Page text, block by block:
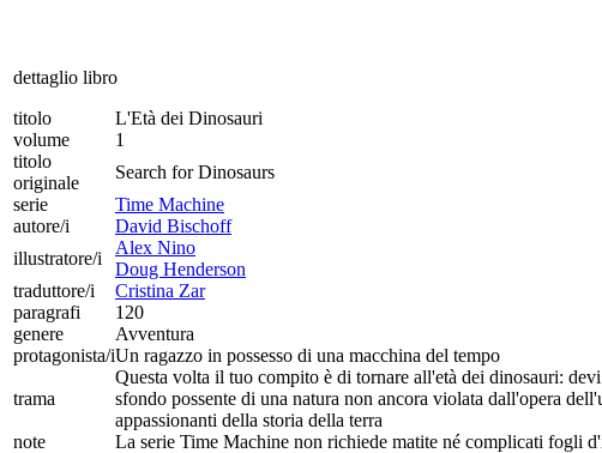
dettaglio libro
titolo
L'Età dei Dinosauri
volume
1
titolo
originale
Search for Dinosaurs
serie
Time Machine
autore/i
David Bischoff
illustratore/i
Alex Nino
Doug Henderson
traduttore/i
Cristina Zar
paragrafi
120
genere
Avventura
protagonista/iUn ragazzo in possesso di una macchina del tempo
trama
Questa volta il tuo compito è di tornare all'età dei dinosauri:
sfondo possente di una natura non ancora violata dall'opera
appassionanti della storia della terra
note
La serie Time Machine non richiede matite né complicati fogli